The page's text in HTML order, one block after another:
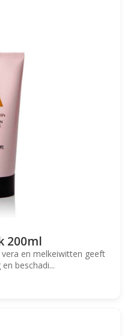
200ml
en melkeiwitten geeft
beschadi...